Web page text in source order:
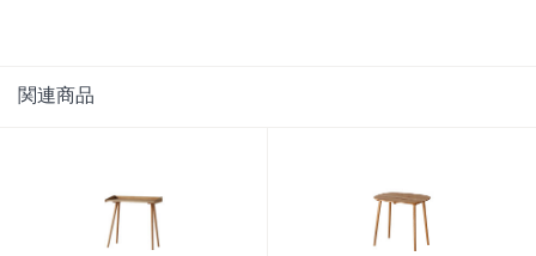
関連商品